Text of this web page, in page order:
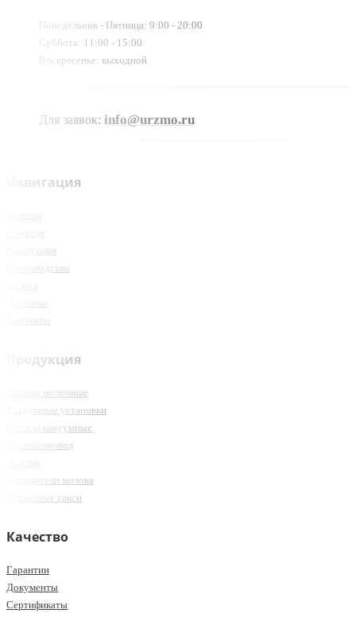
Понедельник - Пятница: 9:00 - 20:00
Суббота: 11:00 - 15:00
Воскресенье: выходной
Для заявок: info@urzmo.ru
Навигация
Главная
О заводе
Продукция
Производство
Доставка
Контакты
Продукция
Насосы молочные
Вакуумные установки
Насосы вакуумные
Молокопровод
Охладители молока
Молочные такси
Качество
Гарантии
Документы
Сертификаты